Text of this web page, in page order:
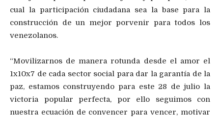
cual la participación ciudadana sea la base para la
construcción de un mejor porvenir para todos los
venezolanos.
“Movilizarnos de manera rotunda desde el amor el
1x10x7 de cada sector social para dar la garantía de la
paz, estamos construyendo para este 28 de julio la
victoria popular perfecta, por ello seguimos con
nuestra ecuación de convencer para vencer, motivar